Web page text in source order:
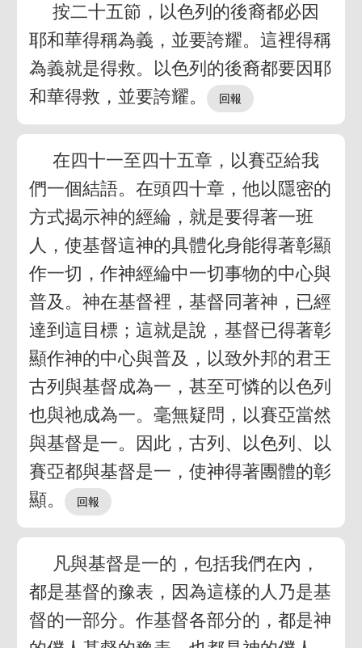
按二十五節，以色列的後裔都必因
耶和華得稱為義，並要誇耀。這裡得稱
為義就是得救。以色列的後裔都要因耶
和華得救，並要誇耀。
在四十一至四十五章，以賽亞給我
們一個結語。在頭四十章，他以隱密的
方式揭示神的經綸，就是要得著一班
人，使基督這神的具體化身能得著彰顯
作一切，作神經綸中一切事物的中心與
普及。神在基督裡，基督同著神，已經
達到這目標；這就是說，基督已得著彰
顯作神的中心與普及，以致外邦的君王
古列與基督成為一，甚至可憐的以色列
也與祂成為一。毫無疑問，以賽亞當然
與基督是一。因此，古列、以色列、以
賽亞都與基督是一，使神得著團體的彰
顯。
凡與基督是一的，包括我們在內，
都是基督的豫表，因為這樣的人乃是基
督的一部分。作基督各部分的，都是神